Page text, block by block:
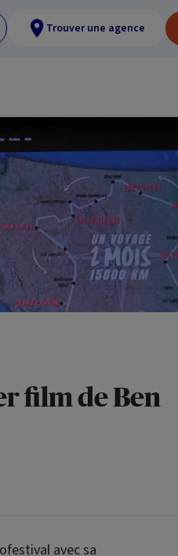
Trouver une agence
film de Ben
avec sa